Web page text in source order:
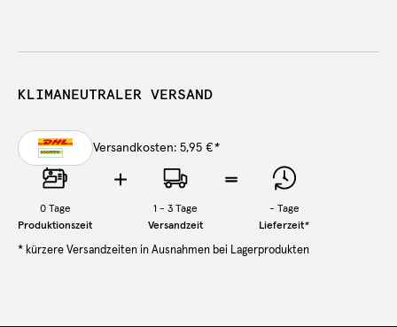
KLIMANEUTRALER VERSAND
Versandkosten: 5,95 €*
0Tage
Produktionszeit
1 - 3 Tage
Versandzeit
- Tage
Lieferzeit*
* kürzere Versandzeiten in Ausnahmen bei Lagerprodukten